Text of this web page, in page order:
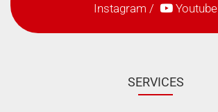
Instagram / Youtube
SERVICES